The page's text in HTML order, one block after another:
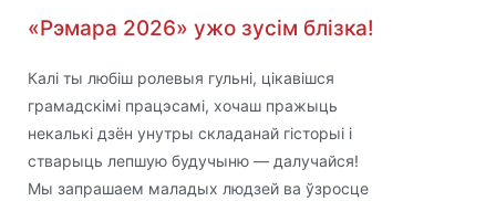
«Рэмара 2026» ужо зусім блізка!
Калі ты любіш ролевыя гульні, цікавішся
грамадскімі працэсамі, хочаш пражыць
некалькі дзён унутры складанай гісторыі і
стварыць лепшую будучыню — далучайся!
Мы запрашаем маладых людзей ва ўзросце